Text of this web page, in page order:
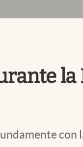
la
con